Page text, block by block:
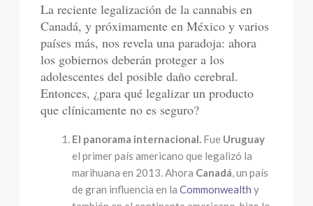
La reciente legalización de la cannabis en
Canadá, y próximamente en México y varios
países más, nos revela una paradoja: ahora
los gobiernos deberán proteger a los
adolescentes del posible daño cerebral.
Entonces, ¿para qué legalizar un producto
que clínicamente no es seguro?
El panorama internacional. Fue Uruguay
el primer país americano que legalizó la
marihuana en 2013. Ahora Canadá, un país
de gran influencia en laCommonwealth y